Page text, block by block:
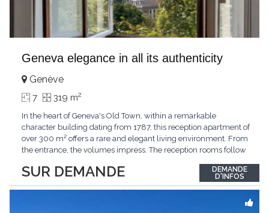
Geneva elegance in all its authenticity
SUR DEMANDE
Genève
7 319 m2
In the heart of Geneva's Old Town, within a remarkable
character building dating from 1787, this reception apartment of
over 300 m² offers a rare and elegant living environment. From
the entrance, the volumes impress. The reception rooms follow
period architecture. High ceilings, finely crafted stuccoes,
moldings, woodwork, old fireplaces,...
DEMANDE
D'INFOS